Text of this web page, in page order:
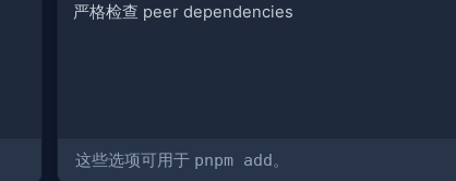
严格检查 peer dependencies
这些选项可用于 pnpm add。